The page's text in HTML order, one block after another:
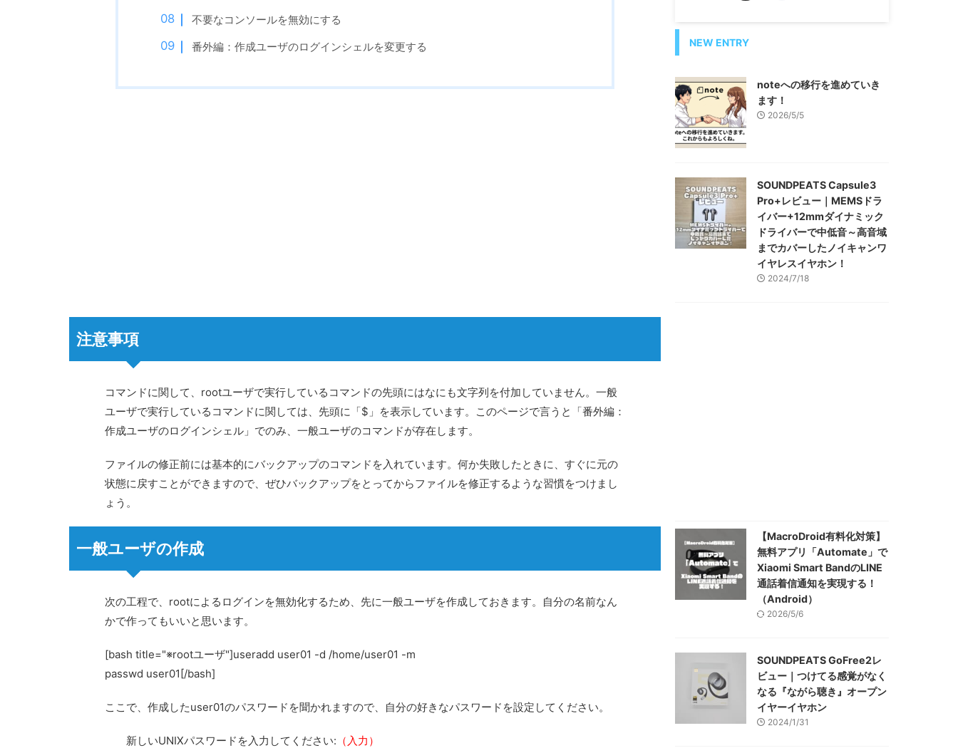
不要なコンソールを無効にする
番外編：作成ユーザのログインシェルを変更する
注意事項
コマンドに関して、rootユーザで実行しているコマンドの先頭にはなにも文字列を付加していません。一般
ユーザで実行しているコマンドに関しては、先頭に「$」を表示しています。このページで言うと「番外編：
作成ユーザのログインシェル」でのみ、一般ユーザのコマンドが存在します。
ファイルの修正前には基本的にバックアップのコマンドを入れています。何か失敗したときに、すぐに元の
状態に戻すことができますので、ぜひバックアップをとってからファイルを修正するような習慣をつけまし
ょう。
一般ユーザの作成
次の工程で、rootによるログインを無効化するため、先に一般ユーザを作成しておきます。自分の名前なん
かで作ってもいいと思います。
[bash title="※rootユーザ"]useradd user01 -d /home/user01 -m
passwd user01[/bash]
ここで、作成したuser01のパスワードを聞かれますので、自分の好きなパスワードを設定してください。
新しいUNIXパスワードを入力してください: （入力）
NEW ENTRY
noteへの移行を進めていき
ます！
2026/5/5
SOUNDPEATS Capsule3
Pro+レビュー｜MEMSドラ
イバー+12mmダイナミック
ドライバーで中低音～高音域
までカバーしたノイキャンワ
イヤレスイヤホン！
2024/7/18
【MacroDroid有料化対策】
無料アプリ「Automate」で
Xiaomi Smart BandのLINE
通話着信通知を実現する！
（Android）
2026/5/6
SOUNDPEATS GoFree2レ
ビュー｜つけてる感覚がなく
なる『ながら聴き』オープン
イヤーイヤホン
2024/1/31